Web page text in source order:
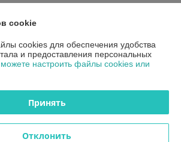
cookie
cookies для обеспечения удобства
и предоставления персональных
настроить файлы cookies или
Принять
Отклонить